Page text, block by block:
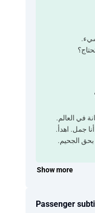
في العالم.
جمل. اهدأ.
بحق الجحيم.
Show more
Passenger